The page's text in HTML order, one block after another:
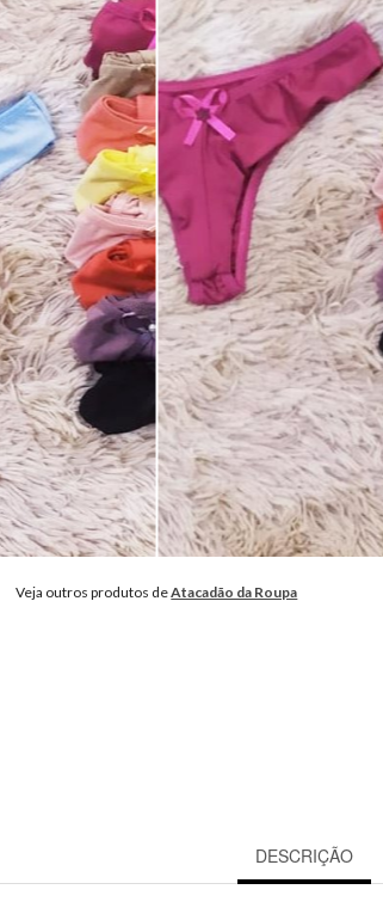
Veja outros produtos deAtacadão da Roupa
DESCRIÇÃO